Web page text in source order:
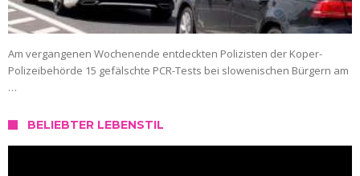
Am vergangenen Wochenende entdeckten Polizisten der Koper-
Polizeibehörde 15 gefälschte PCR-Tests bei slowenischen Bürgern am
…
BELIEBTER LEBENSTIL